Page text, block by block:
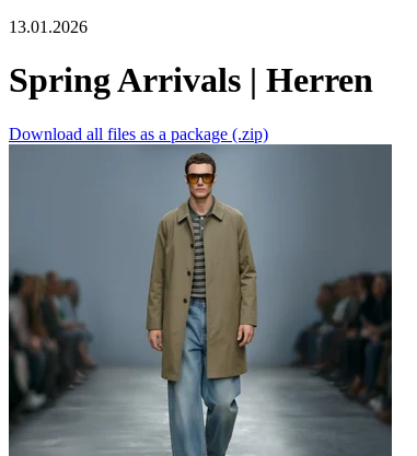
13.01.2026
Spring Arrivals | Herren
Download all files as a package (.zip)